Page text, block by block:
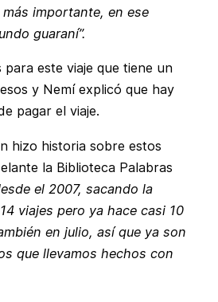
importante, en ese
guaraní”.
este viaje que tiene un
y Nemí explicó que hay
pagar el viaje.
hizo historia sobre estos
la Biblioteca Palabras
el 2007, sacando la
viajes pero ya hace casi 10
en julio, así que ya son
que llevamos hechos con